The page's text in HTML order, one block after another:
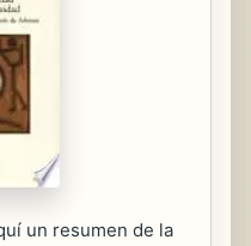
un resumen de la